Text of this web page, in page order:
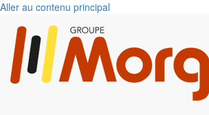
Aller au contenu principal